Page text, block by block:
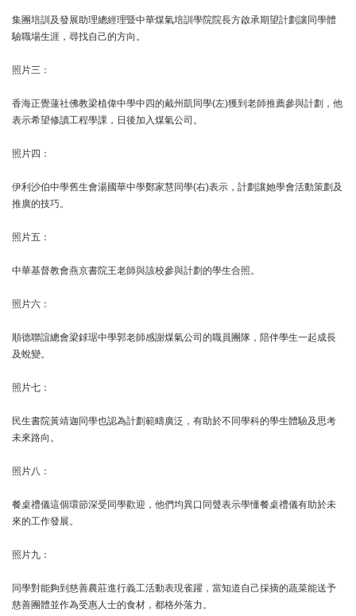
集團培訓及發展助理總經理暨中華煤氣培訓學院院長方啟承期望計劃讓同學體
驗職場生涯，尋找自己的方向。
照片三：
香海正覺蓮社佛教梁植偉中學中四的戴州凱同學(左)獲到老師推薦參與計劃，他
表示希望修讀工程學課，日後加入煤氣公司。
照片四：
伊利沙伯中學舊生會湯國華中學鄭家慧同學(右)表示，計劃讓她學會活動策劃及
推廣的技巧。
照片五：
中華基督教會燕京書院王老師與該校參與計劃的學生合照。
照片六：
順德聯誼總會梁銶琚中學郭老師感謝煤氣公司的職員團隊，陪伴學生一起成長
及蛻變。
照片七：
民生書院黃靖迦同學也認為計劃範疇廣泛，有助於不同學科的學生體驗及思考
未來路向。
照片八：
餐桌禮儀這個環節深受同學歡迎，他們均異口同聲表示學懂餐桌禮儀有助於未
來的工作發展。
照片九：
同學對能夠到慈善農莊進行義工活動表現雀躍，當知道自己採摘的蔬菜能送予
慈善團體並作為受惠人士的食材，都格外落力。